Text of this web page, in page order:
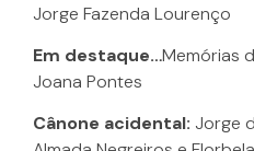
Jorge Fazenda Lourenço
Em destaque…Memórias
Joana Pontes
Cânone acidental: Jorge